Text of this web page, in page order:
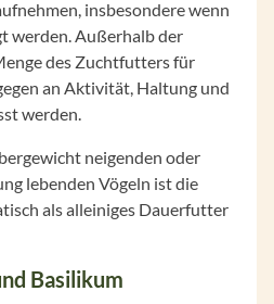
insbesondere wenn
werden. Außerhalb der
des Zuchtfutters für
an Aktivität, Haltung und
werden.
neigenden oder
lebenden Vögeln ist die
als alleiniges Dauerfutter
Basilikum